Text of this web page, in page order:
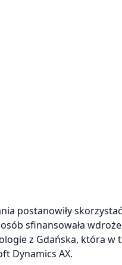
postanowiły
sfinansowała
z Gdańska, która w
Dynamics AX.